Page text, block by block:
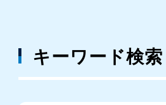
キーワード検索